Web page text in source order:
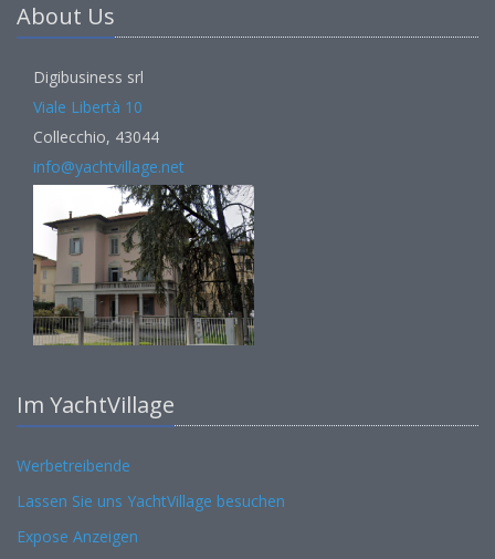
About Us
Digibusiness srl
Viale Libertà 10
Collecchio, 43044
info@yachtvillage.net
Im YachtVillage
Werbetreibende
Lassen Sie uns YachtVillage besuchen
Expose Anzeigen